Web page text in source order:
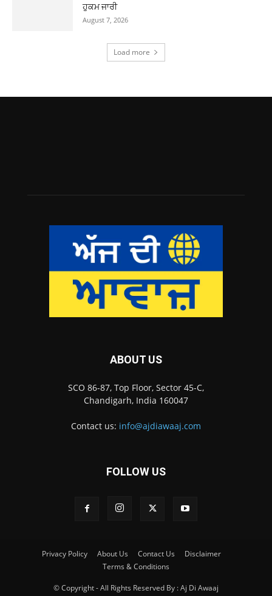
ਹੁਕਮ ਜਾਰੀ
August 7, 2026
Load more
ABOUT US
SCO 86-87, Top Floor, Sector 45-C,
Chandigarh, India 160047
Contact us: info@ajdiawaaj.com
FOLLOW US
Privacy Policy About Us Contact Us
Disclaimer
Terms & Conditions
© Copyright - All Rights Reserved By : Aj Di Awaaj